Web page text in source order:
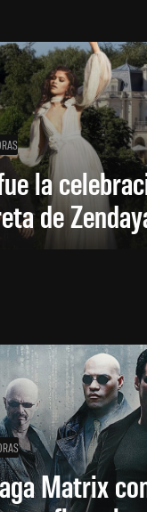
la
de
Matrix